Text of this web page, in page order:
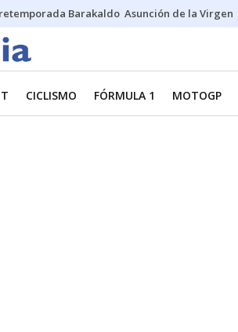
Barakaldo Asunción de la Virgen
CICLISMO FÓRMULA 1 MOTOGP